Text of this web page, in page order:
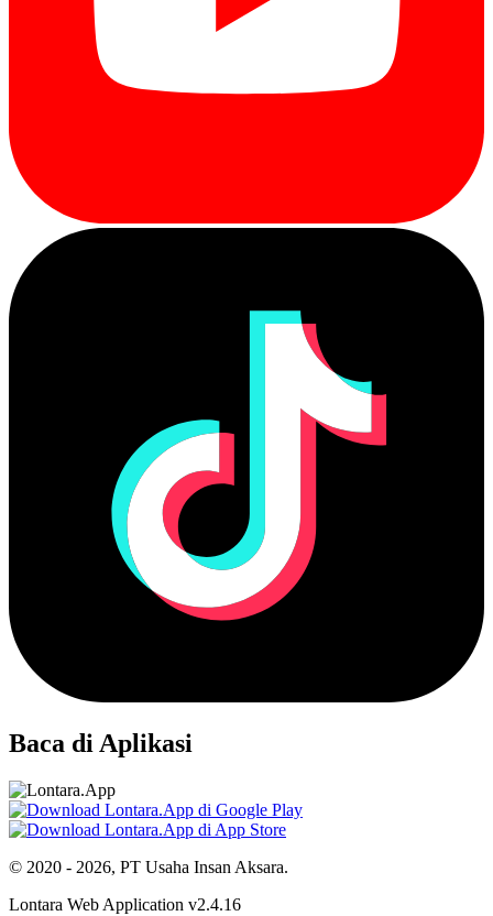
Baca di Aplikasi
© 2020 - 2026, PT Usaha Insan Aksara.
Lontara Web Application v2.4.16